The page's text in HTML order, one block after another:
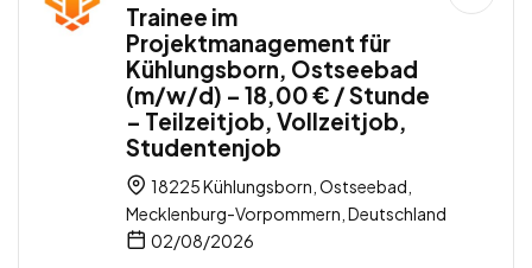
Trainee im
Projektmanagement für
Kühlungsborn, Ostseebad
(m/w/d) – 18,00 € / Stunde
– Teilzeitjob, Vollzeitjob,
Studentenjob
18225 Kühlungsborn, Ostseebad,
Mecklenburg-Vorpommern, Deutschland
02/08/2026